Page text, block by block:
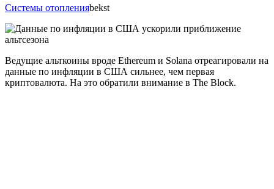
Системы отопленияbekst
Ведущие альткоины вроде Ethereum и Solana отреагировали на
данные по инфляции в США сильнее, чем первая
криптовалюта. На это обратили внимание в The Block.